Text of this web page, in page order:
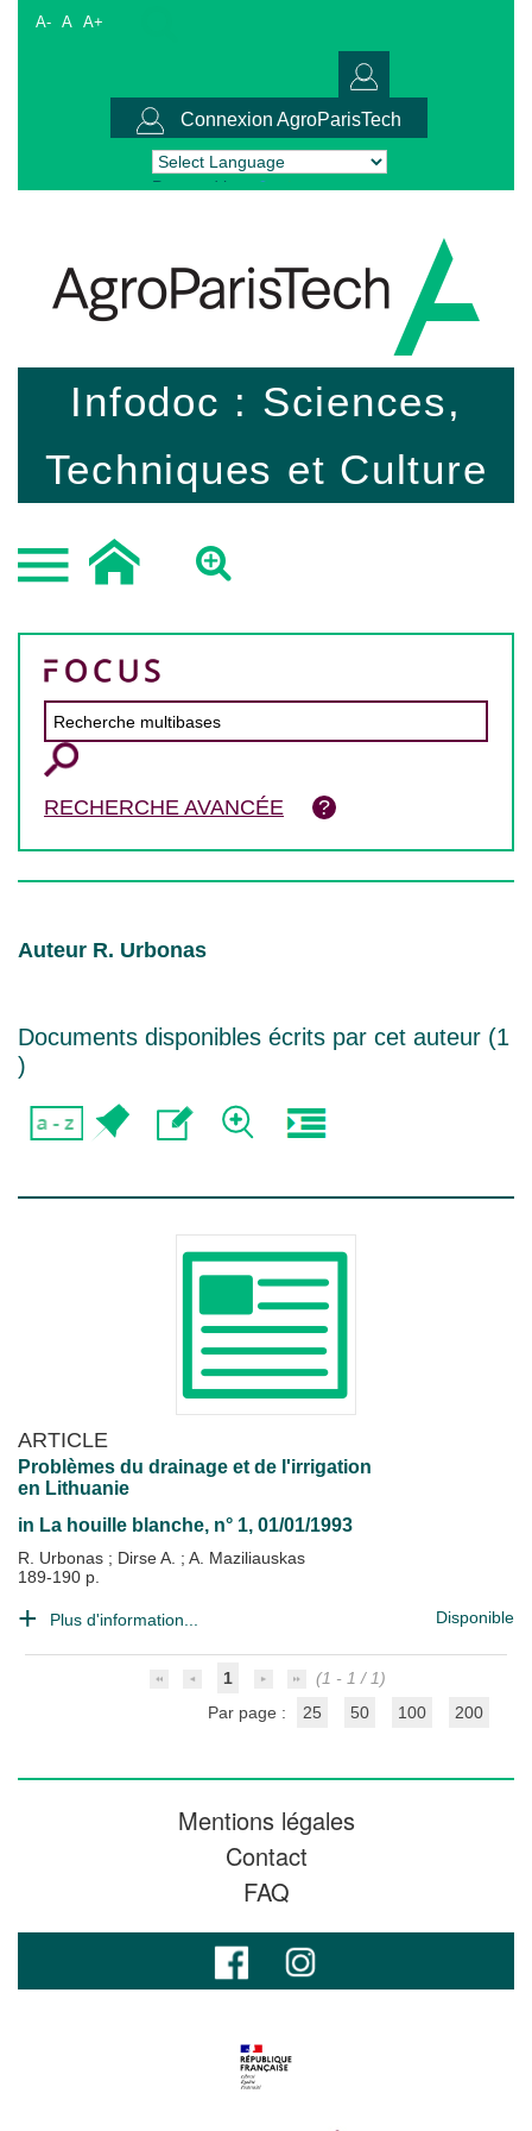
A- A A+
Connexion AgroParisTech
Powered by Translate
Infodoc : Sciences,
Techniques et Culture
RECHERCHE AVANCÉE
Auteur R. Urbonas
Documents disponibles écrits par cet auteur (1
)
ARTICLE
Problèmes du drainage et de l'irrigation
en Lithuanie
in La houille blanche, n° 1, 01/01/1993
R. Urbonas ; Dirse A. ; A. Maziliauskas
189-190 p.
Plus d'information... Disponible
1
(1 - 1 / 1)
Par page :
25 50 100 200
Mentions légales
Contact
FAQ